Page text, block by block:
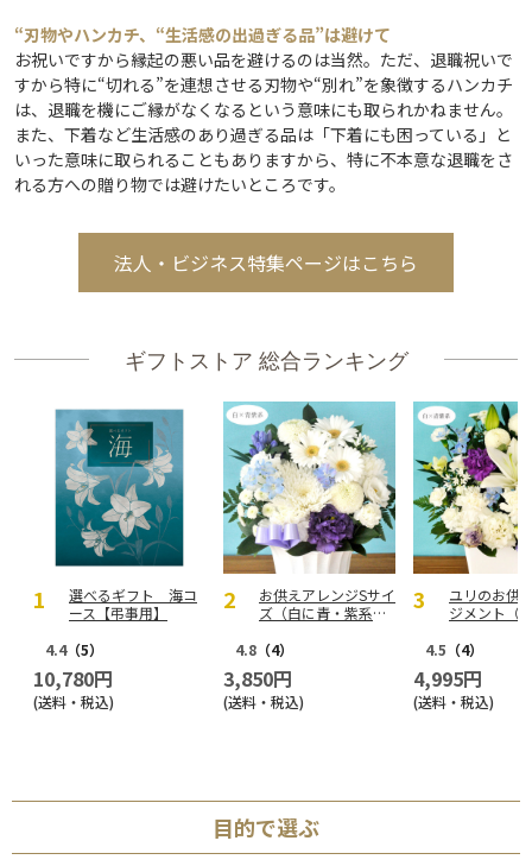
“刃物やハンカチ、“生活感の出過ぎる品”は避けて
お祝いですから縁起の悪い品を避けるのは当然。ただ、退職祝いで
すから特に“切れる”を連想させる刃物や“別れ”を象徴するハンカチ
は、退職を機にご縁がなくなるという意味にも取られかねません。
また、下着など生活感のあり過ぎる品は「下着にも困っている」と
いった意味に取られることもありますから、特に不本意な退職をさ
れる方への贈り物では避けたいところです。
法人・ビジネス特集ページはこちら
ギフトストア 総合ランキング
選べるギフト 海コ
ース【弔事用】
4.4（5）
10,780円
(送料・税込)
お供えアレンジSサイ
ズ（白に青・紫系を
4.8 （4）
3,850円
(送料・税込)
ユリのお供
ジメント（
4.5 （4）
4,995円
(送料・税込)
目的で選ぶ